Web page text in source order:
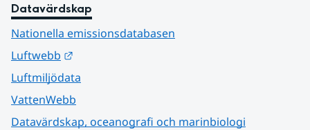
Datavärdskap
Nationella emissionsdatabasen
Luftwebb
Luftmiljödata
VattenWebb
Datavärdskap, oceanografi och marinbiologi